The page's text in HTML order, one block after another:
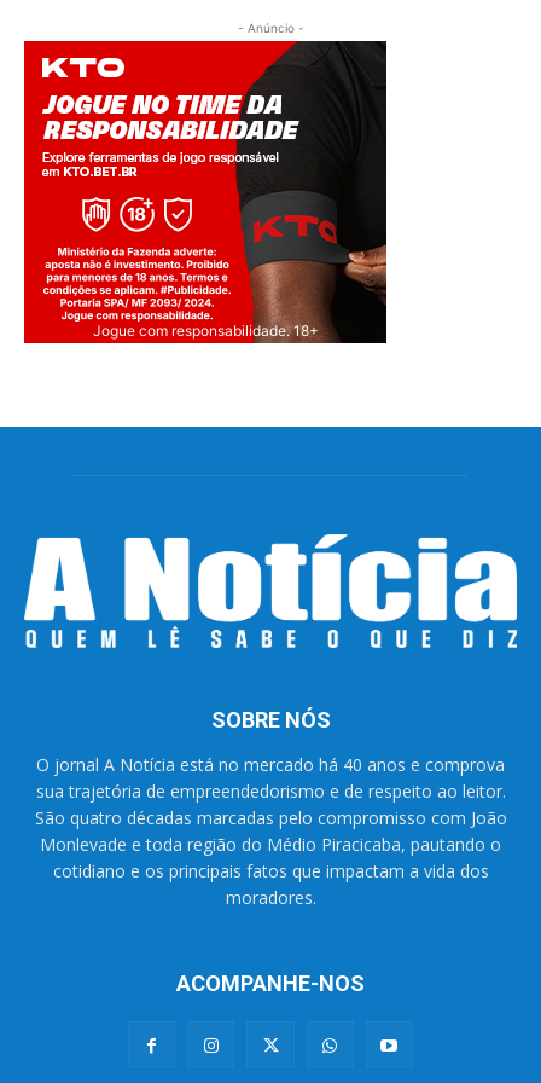
Tomaz Silva/Agência Brasil
- Anúncio -
Jogue com responsabilidade. 18+
SOBRE NÓS
O jornal A Notícia está no mercado há 40 anos e comprova
sua trajetória de empreendedorismo e de respeito ao leitor.
São quatro décadas marcadas pelo compromisso com João
Monlevade e toda região do Médio Piracicaba, pautando o
cotidiano e os principais fatos que impactam a vida dos
moradores.
ACOMPANHE-NOS